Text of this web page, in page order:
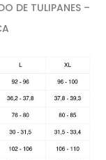
DE TULIPANES –